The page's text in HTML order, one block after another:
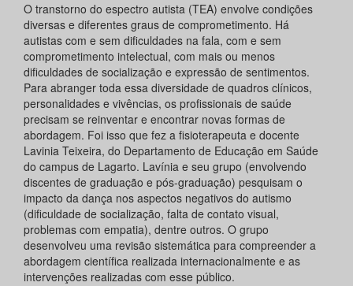
O transtorno do espectro autista (TEA) envolve condições
diversas e diferentes graus de comprometimento. Há
autistas com e sem dificuldades na fala, com e sem
comprometimento intelectual, com mais ou menos
dificuldades de socialização e expressão de sentimentos.
Para abranger toda essa diversidade de quadros clínicos,
personalidades e vivências, os profissionais de saúde
precisam se reinventar e encontrar novas formas de
abordagem. Foi isso que fez a fisioterapeuta e docente
Lavinia Teixeira, do Departamento de Educação em Saúde
do campus de Lagarto. Lavínia e seu grupo (envolvendo
discentes de graduação e pós-graduação) pesquisam o
impacto da dança nos aspectos negativos do autismo
(dificuldade de socialização, falta de contato visual,
problemas com empatia), dentre outros. O grupo
desenvolveu uma revisão sistemática para compreender a
abordagem científica realizada internacionalmente e as
intervenções realizadas com esse público.